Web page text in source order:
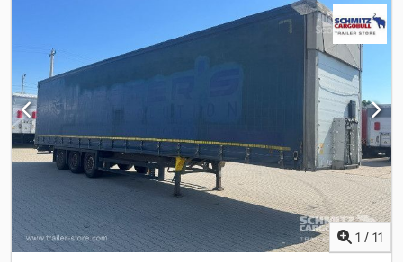
, Boş ağırlık: 6579 kg, DIN EN 12642 (XL kodu)
sertifikası, Yükleme alanı (U G Y): 13.620 mm x 2.480 mm x 2.900 mm,
Lastik ölçüsü: 385/55 R22.5, Yükleme alanı hacmi: 97 m³, 1. aks: , 2.
aks: , 3. aks: , Hava süspansiyonu, Arka tampon, Elektronik Fren
Sistemi (EBS), 1x15 ve 2x7 pinli priz, Su sıçratma önleyici, Mevcut
tüm araçların genel görünümünü web sitemizde bulabilirsiniz.
Finansmana ihtiyacınız var mı? Bireysel finansman çözümleri,
kapsamlı hizmet sözleşmeleri ve telematik hizmetleri sunuyoruz.
Size kişisel olarak danışmaktan memnuniyet duyarız. Crsdpfx
Alezpb U Es Dsf
1 / 11